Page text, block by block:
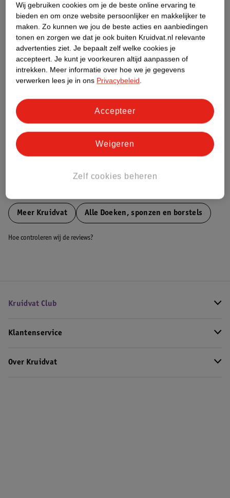
Productinformatie
Etiketinformatie
Nature Impact Score
Impact Score.
Meer informatie
Bestel & Bezorginformatie
Meer Kruidvat Alle Doeken, sponzen en borstels
Hoe controleren wij de reviews?
Kruidvat Club
Klantenservice
Over Kruidvat
Wij gebruiken cookies om je de beste online ervaring te
bieden en om onze website persoonlijker en makkelijker te
maken. Zo kunnen we jou de beste acties en aanbiedingen
tonen en zorgen we dat je ook buiten Kruidvat.nl relevante
advertenties ziet. Je bepaalt zelf welke cookies je
accepteert. Je kunt je voorkeuren altijd aanpassen of
intrekken. Meer informatie over hoe we je gegevens
verwerken lees je in ons Privacybeleid.
Zelf cookies beheren
Weigeren
Accepteer